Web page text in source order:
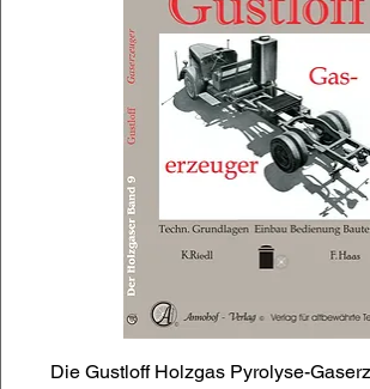
Die Gustloff Holzgas Pyrolyse-